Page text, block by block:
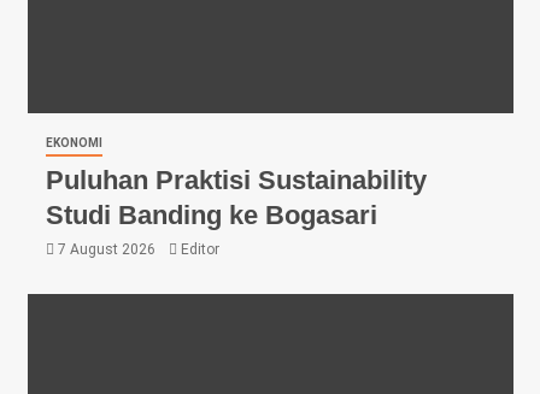
EKONOMI
Puluhan Praktisi Sustainability
Studi Banding ke Bogasari
7 August 2026 Editor